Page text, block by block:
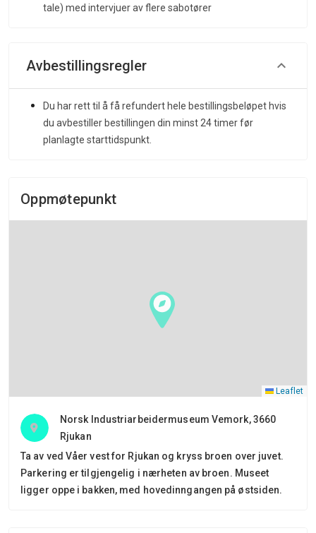
tale) med intervjuer av flere sabotører
Avbestillingsregler
Du har rett til å få refundert hele bestillingsbeløpet hvis
du avbestiller bestillingen din minst 24 timer før
planlagte starttidspunkt.
Oppmøtepunkt
Leaflet
Norsk Industriarbeidermuseum Vemork, 3660
Rjukan
Ta av ved Våer vest for Rjukan og kryss broen over juvet.
Parkering er tilgjengelig i nærheten av broen. Museet
ligger oppe i bakken, med hovedinngangen på østsiden.